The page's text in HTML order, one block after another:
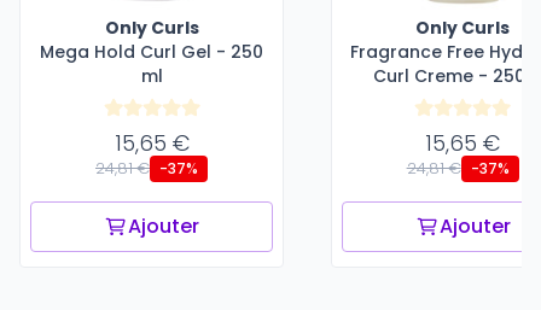
Only Curls
Mega Hold Curl Gel - 250
ml
15,65 €
24,81 € -37%
Ajouter
Only Curls
Fragrance Free
Curl Creme - 250
15,65 €
24,81 € -37%
Ajouter